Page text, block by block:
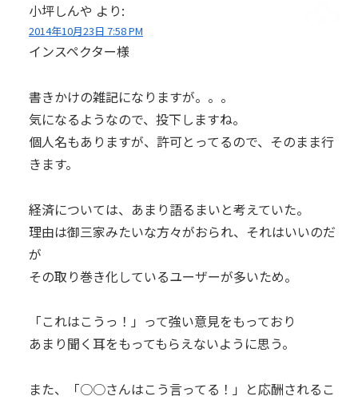
小坪しんや より:
2014年10月23日 7:58 PM
インスペクター様
書きかけの雑記になりますが。。。
気になるようなので、投下しますね。
個人名もありますが、許可とってるので、そのまま行
きます。
経済については、あまり語るまいと考えていた。
理由は御三家みたいな方々がおられ、それはいいのだ
が
その取り巻き化しているユーザーが多いため。
「これはこうっ！」って強い意見をもっており
あまり聞く耳をもってもらえないように思う。
また、「○○さんはこう言ってる！」と応酬されるこ